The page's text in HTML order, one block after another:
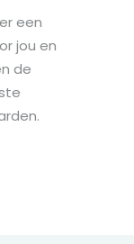
een
jou en
de